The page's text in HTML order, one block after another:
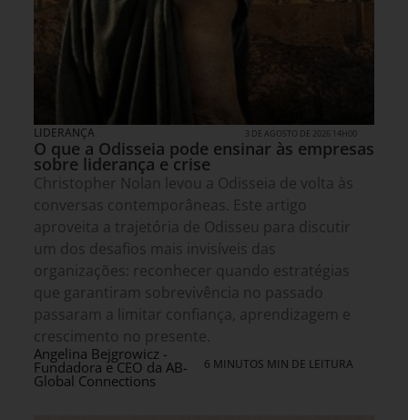
LIDERANÇA 3 DE AGOSTO DE 2026 14H00
O que a Odisseia pode ensinar às empresas
sobre liderança e crise
Christopher Nolan levou a Odisseia de volta às
conversas contemporâneas. Este artigo
aproveita a trajetória de Odisseu para discutir
um dos desafios mais invisíveis das
organizações: reconhecer quando estratégias
que garantiram sobrevivência no passado
passaram a limitar confiança, aprendizagem e
crescimento no presente.
Angelina Bejgrowicz -
Fundadora e CEO da AB-
Global Connections
6 MINUTOS MIN DE LEITURA